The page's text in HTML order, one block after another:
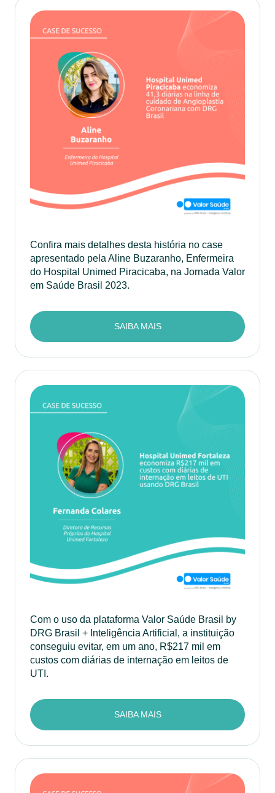
Confira mais detalhes desta história no case
apresentado pela Aline Buzaranho, Enfermeira
do Hospital Unimed Piracicaba, na Jornada Valor
em Saúde Brasil 2023.
SAIBA MAIS
Com o uso da plataforma Valor Saúde Brasil by
DRG Brasil + Inteligência Artificial, a instituição
conseguiu evitar, em um ano, R$217 mil em
custos com diárias de internação em leitos de
UTI.
SAIBA MAIS